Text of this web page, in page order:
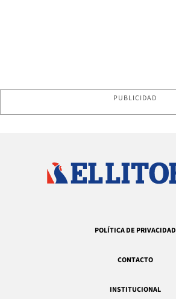
PUBLICIDAD
POLÍTICA DE PRIVACIDAD
CONTACTO
INSTITUCIONAL